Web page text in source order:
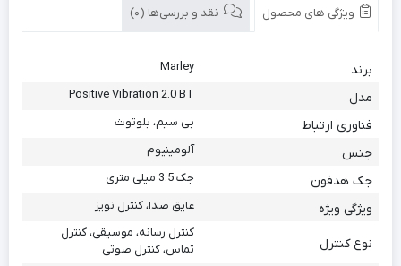
ویژگی های محصول نقد و بررسی‌ها (0)
برند Marley
مدل Positive Vibration 2.0 BT
فناوری ارتباط بی سیم، بلوتوث
جنس آلومینیوم
جک هدفون جک 3.5 میلی متری
ویژگی ویژه عایق صدا، کنترل نویز
نوع کنترل
کنترل رسانه، موسیقی، کنترل
تماس، کنترل صوتی